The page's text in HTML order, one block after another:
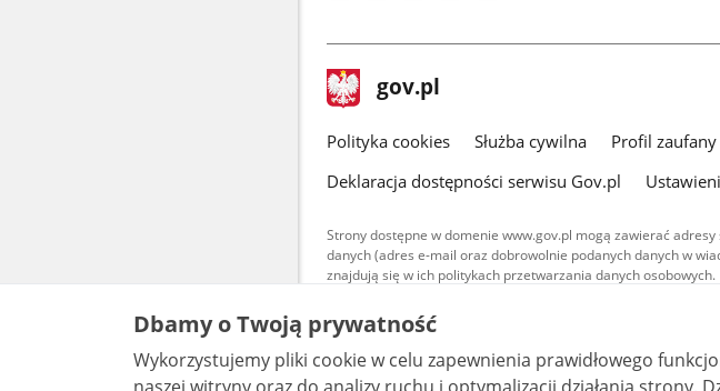
stopka
gov.pl Strona
gov.pl
gov.pl
Polityka cookies Służba cywilna Profil zaufany
Deklaracja dostępności serwisu Gov.pl
Strony dostępne w domenie www.gov.pl mogą zawierać
danych (adres e-mail oraz dobrowolnie podanych danych w
znajdują się w ich politykach przetwarzania danych osobowych.
Treści tekstowe publikowane w serwisie (z
udostępniane na licencji typu Creative
warunkach 4.0 (CC BY-SA 4.0). Materiały
są udostępniane na licencji typu Creative
bez utworów zależnych 4.0 (CC BY-NC-ND 4.0),
Dbamy o Twoją prywatność
Wykorzystujemy pliki cookie w celu zapewnienia prawidłowego